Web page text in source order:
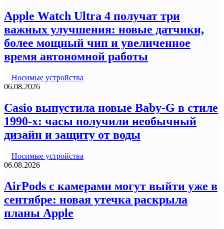
Apple Watch Ultra 4 получат три
важных улучшения: новые датчики,
более мощный чип и увеличенное
время автономной работы
Носимые устройства
06.08.2026
Casio выпустила новые Baby-G в стиле
1990-х: часы получили необычный
дизайн и защиту от воды
Носимые устройства
06.08.2026
AirPods с камерами могут выйти уже в
сентябре: новая утечка раскрыла
планы Apple